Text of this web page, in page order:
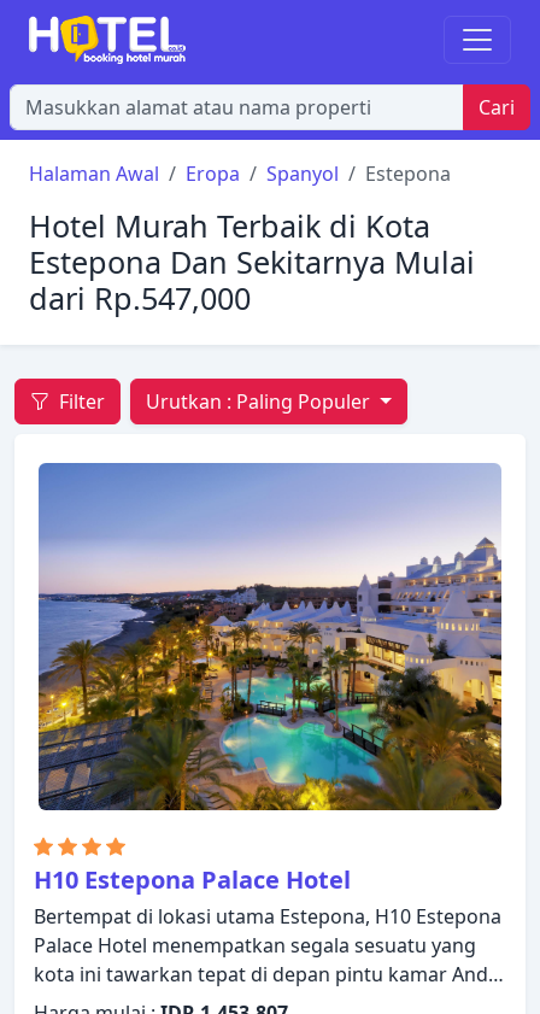
Cari
Halaman Awal Eropa Spanyol Estepona
Hotel Murah Terbaik di Kota
Estepona Dan Sekitarnya Mulai
dari Rp.547,000
Filter Urutkan : Paling Populer
H10 Estepona Palace Hotel
Bertempat di lokasi utama Estepona, H10 Estepona
Palace Hotel menempatkan segala sesuatu yang
kota ini tawarkan tepat di depan pintu kamar Anda.
Menampilkan daftar fasilitas yang lengkap, tamu